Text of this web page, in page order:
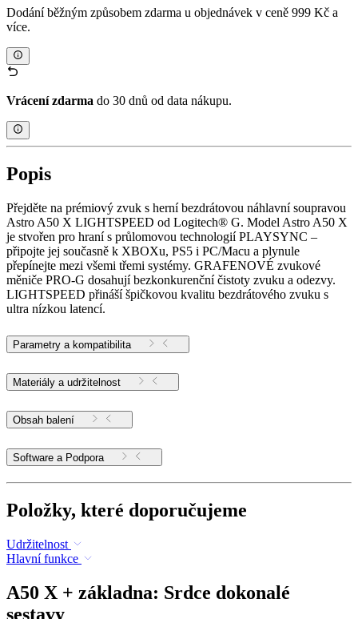
Dodání běžným způsobem zdarma u objednávek v ceně 999 Kč a
více.
Vrácení zdarma do 30 dnů od data nákupu.
Popis
Přejděte na prémiový zvuk s herní bezdrátovou náhlavní soupravou
Astro A50 X LIGHTSPEED od Logitech® G. Model Astro A50 X
je stvořen pro hraní s průlomovou technologií PLAYSYNC –
připojte jej současně k XBOXu, PS5 i PC/Macu a plynule
přepínejte mezi všemi třemi systémy. GRAFENOVÉ zvukové
měniče PRO-G dosahují bezkonkurenční čistoty zvuku a odezvy.
LIGHTSPEED přináší špičkovou kvalitu bezdrátového zvuku s
ultra nízkou latencí.
Parametry a kompatibilita
Materiály a udržitelnost
Obsah balení
Software a Podpora
Položky, které doporučujeme
Udržitelnost
Hlavní funkce
A50 X + základna: Srdce dokonalé
sestavy